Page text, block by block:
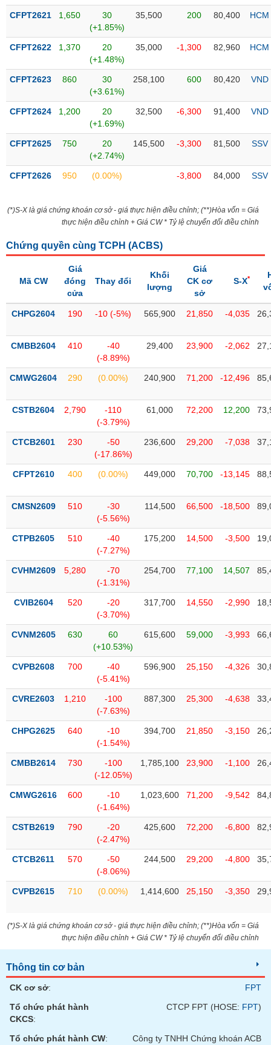
liệu
lý
trường
CFPT2621 1,650
30
(+1.85%)
35,500 200 80,400 HCM
CFPT2622 1,370
20
(+1.48%)
35,000 -1,300 82,960 HCM
CFPT2623 860
30
(+3.61%)
258,100 600 80,420 VND
CFPT2624 1,200
20
(+1.69%)
32,500 -6,300 91,400 VND
CFPT2625 750
20
(+2.74%)
145,500 -3,300 81,500 SSV
CFPT2626 950 (0.00%) -3,800 84,000 SSV
(*)S-X là giá chứng khoán cơ sở - giá thực hiện điều chỉnh; (**)Hòa vốn = Giá
thực hiện điều chỉnh + Giá CW * Tỷ lệ chuyển đổi điều chỉnh
Chứng quyền cùng TCPH (ACBS)
Mã CW
Giá
đóng
cửa
Thay đổi
Khối
lượng
Giá
CK cơ
sở
S-X*
CHPG2604 190 -10 (-5%) 565,900 21,850 -4,035
CMBB2604 410
-40
(-8.89%)
29,400 23,900 -2,062
CMWG2604 290 (0.00%) 240,900 71,200 -12,496
CSTB2604 2,790
-110
(-3.79%)
61,000 72,200 12,200
CTCB2601 230
-50
(-17.86%)
236,600 29,200 -7,038
CFPT2610 400 (0.00%) 449,000 70,700 -13,145
CMSN2609 510
-30
(-5.56%)
114,500 66,500 -18,500
CTPB2605 510
-40
(-7.27%)
175,200 14,500 -3,500
CVHM2609 5,280
-70
(-1.31%)
254,700 77,100 14,507
CVIB2604 520
-20
(-3.70%)
317,700 14,550 -2,990
CVNM2605 630
60
(+10.53%)
615,600 59,000 -3,993
CVPB2608 700
-40
(-5.41%)
596,900 25,150 -4,326
CVRE2603 1,210
-100
(-7.63%)
887,300 25,300 -4,638
CHPG2625 640
-10
(-1.54%)
394,700 21,850 -3,150
CMBB2614 730
-100
(-12.05%)
1,785,100 23,900 -1,100
CMWG2616 600
-10
(-1.64%)
1,023,600 71,200 -9,542
CSTB2619 790
-20
(-2.47%)
425,600 72,200 -6,800
CTCB2611 570
-50
(-8.06%)
244,500 29,200 -4,800
CVPB2615 710 (0.00%) 1,414,600 25,150 -3,350
(*)S-X là giá chứng khoán cơ sở - giá thực hiện điều chỉnh; (**)Hòa vốn = Giá
thực hiện điều chỉnh + Giá CW * Tỷ lệ chuyển đổi điều chỉnh
Thông tin cơ bản
CK cơ sở:
FPT
Tổ chức phát hành
CKCS:
CTCP FPT (HOSE: FPT)
Tổ chức phát hành CW:
Công ty TNHH Chứng khoán ACB
TIÊU
KHÔNG
YẾU
DÙNG
SỨC
CHÍNH
CÔNG
NGHỆ
TIN
DỊCH
TRUYỀN
THÔNG
TIỆN
ĐỘNG
SẢN
Mã
khoán
(-)
Tất cả Cổ phiếu Chỉ số Chứng chỉ quỹ Chứng
Lãnh
đạo
Tất cả Người nội bộ Người liên quan Cổ đông lớn
Tin
Bài
viết
của
tác
giả
(-)